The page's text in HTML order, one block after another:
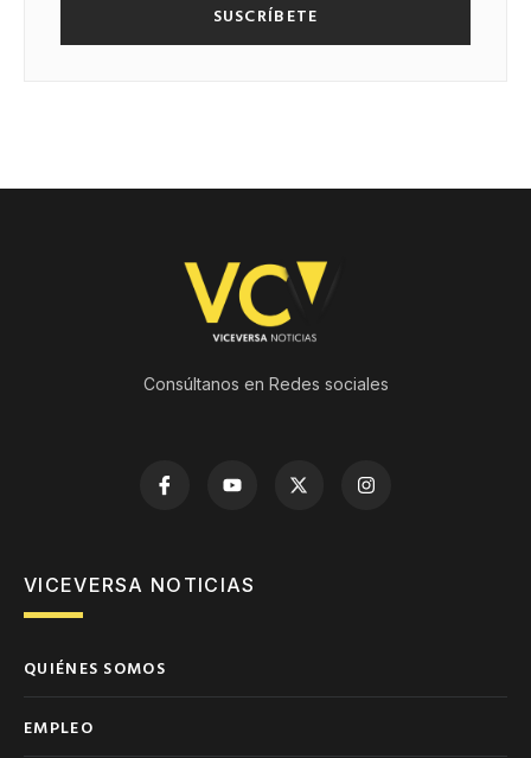
SUSCRÍBETE
Consúltanos en Redes sociales
VICEVERSA NOTICIAS
QUIÉNES SOMOS
EMPLEO